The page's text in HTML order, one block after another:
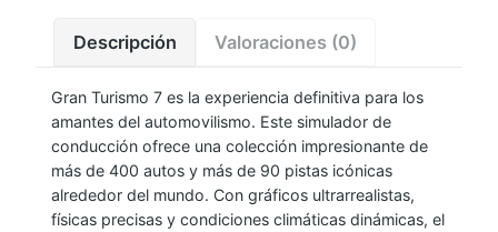
Descripción Valoraciones (0)
Gran Turismo 7 es la experiencia definitiva para los
amantes del automovilismo. Este simulador de
conducción ofrece una colección impresionante de
más de 400 autos y más de 90 pistas icónicas
alrededor del mundo. Con gráficos ultrarrealistas,
físicas precisas y condiciones climáticas dinámicas, el